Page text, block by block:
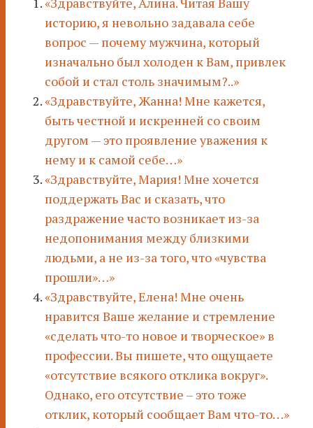
историю, я невольно задавала себе
вопрос — почему мужчина, который
изначально был холоден к Вам, привлек
собой и стал столь значимым?..»
«Здравствуйте, Жанна! Мне кажется,
быть честной и искренней со своим
другом — это проявление уважения к
нему и к самой себе…»
«Здравствуйте, Мария! Мне хочется
поддержать Вас и сказать, что
раздражение часто возникает из-за
недопонимания между близкими
людьми, а не из-за того, что «чувства
прошли»…»
«Здравствуйте, Елена! Мне очень
нравится Ваше желание и стремление
«сделать что-то новое и творческое» в
профессии. Вы пишете, что ощущаете
«отсутствие всякого отклика вокруг».
Однако, его отсутствие – это тоже
отклик, который сообщает Вам что-то…»